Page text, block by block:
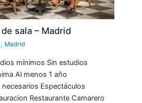
sala – Madrid
, Madrid
mínimos Sin estudios
Al menos 1 año
Espectáculos
Restaurante Camarero